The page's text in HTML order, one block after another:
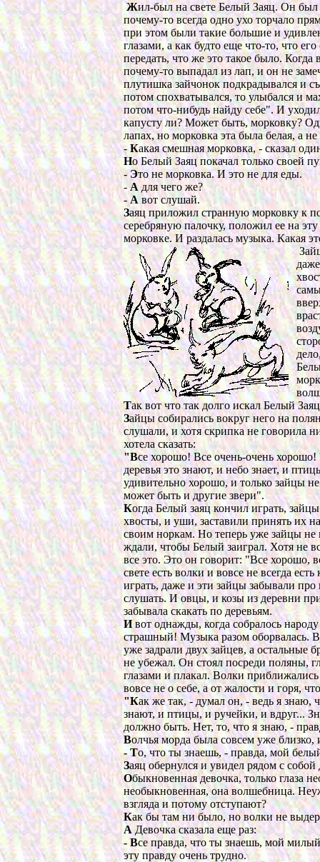
Жил-был на свете Белый Заяц. Он был
почему-то всегда одно ухо торчало
при этом были такие большие и
глазами, а как будто еще что-то, что
передать, что же это такое было. Когда
почему-то выпадал из лап, и он не
плутишка зайчонок подкрадывался и
потом спохватывался, то улыбался и
потом что-нибудь найду себе". И
капусту ли? Может быть, морковку?
лапах, но морковка эта была белая, а не
- Какая смешная морковка, - сказал
Но Белый Заяц покачал только своей
- Это не морковка. И это не для еды.
- А для чего же?
-А вот слушай.
Заяц приложил странную морковку к
серебряную палочку, положил ее на
морковке. И раздалась музыка. Какая
Так вот что так долго искал Белый
Зайцы собирались вокруг него на
слушали, и хотя скрипка не говорила
хотела сказать:
"Все хорошо! Все очень-очень
деревья это знают, и небо знает, и
удивительно хорошо, и только зайцы
может быть и другие звери".
Когда Белый заяц кончил играть,
хвосты, и уши, заставили принять их
своим норкам. Но теперь уже зайцы
ждали, чтобы Белый заиграл. Хотя не
все это. Это он говорит: "Все хорошо,
свете есть волки и вовсе не всегда
играть, даже и эти зайцы забывали
слушать. И овцы, и козы из деревни
забывала скакать по деревьям.
Ивот однажды, когда собралось
страшный! Музыка разом оборвалась.
уже задрали двух зайцев, а остальные
не убежал. Он стоял посреди поляны,
глазами и плакал. Волки
вовсе не о себе, а от жалости и горя,
"Как же так, - думал он, - ведь я знаю,
знают, и птицы, и ручейки, и вдруг...
должно быть. Нет, то, что я знаю, -
Волчья морда была совсем уже
- То, что ты знаешь, - правда, мой
Заяц обернулся и увидел рядом с
Обыкновенная девочка, только глаза
необыкновенная, она волшебница.
взгляда и потому отступают?
Как бы там ни было, но волки не
А Девочка сказала еще раз:
- Все правда, что ты знаешь, мой
эту правду очень трудно.